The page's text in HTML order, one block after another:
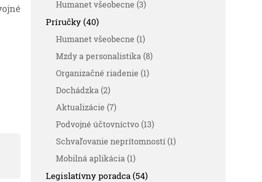
Humanet všeobecne (3)
Príručky (40)
Humanet všeobecne (1)
Mzdy a personalistika (8)
Organizačné riadenie (1)
Dochádzka (2)
Aktualizácie (7)
Podvojné účtovníctvo (13)
Schvaľovanie neprítomností (1)
Mobilná aplikácia (1)
Legislatívny poradca (54)